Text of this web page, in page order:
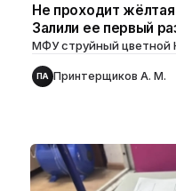
Не проходит жёлтая
Залили ее первый
МФУ струйный цветной
ПА Принтерщиков А. М.